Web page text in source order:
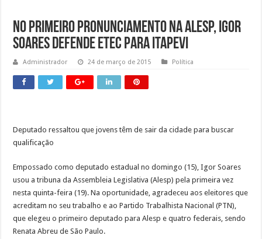
No primeiro pronunciamento na Alesp, Igor
Soares defende ETEC para Itapevi
Administrador 24 de março de 2015 Política
Deputado ressaltou que jovens têm de sair da cidade para buscar
qualificação
Empossado como deputado estadual no domingo (15), Igor Soares
usou a tribuna da Assembleia Legislativa (Alesp) pela primeira vez
nesta quinta-feira (19). Na oportunidade, agradeceu aos eleitores que
acreditam no seu trabalho e ao Partido Trabalhista Nacional (PTN),
que elegeu o primeiro deputado para Alesp e quatro federais, sendo
Renata Abreu de São Paulo.